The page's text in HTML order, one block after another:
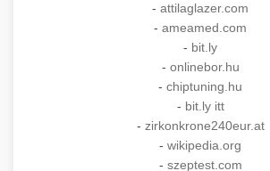
- attilaglazer.com
- ameamed.com
- bit.ly
- onlinebor.hu
- chiptuning.hu
- bit.ly itt
- zirkonkrone240eur.at
- wikipedia.org
- szeptest.com